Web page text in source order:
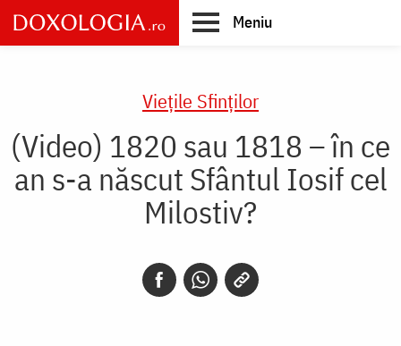
Skip
to
main
Meniu
Vieţile Sfinţilor
(Video) 1820 sau 1818 – în ce
an s-a născut Sfântul Iosif cel
Milostiv?